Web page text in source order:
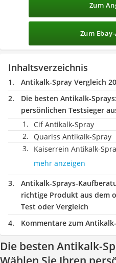
Zum
Zum
Inhaltsverzeichnis
Antikalk-Spray Vergleich
Die besten Antikalk-Sprays:
persönlichen Testsieger
Cif Antikalk-Spray
Quariss Antikalk-Spray
Kaiserrein Antikalk-
mehr anzeigen
Antikalk-Sprays-
richtige Produkt aus dem
Test oder Vergleich
Kommentare zum
Die besten Antikalk-